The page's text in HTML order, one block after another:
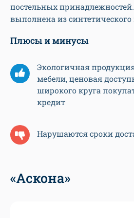
постельных
выполнена из
Плюсы и минусы
Экологичная
мебели, ценовая
широкого круга
кредит
Нарушаются сроки
«Аскона»